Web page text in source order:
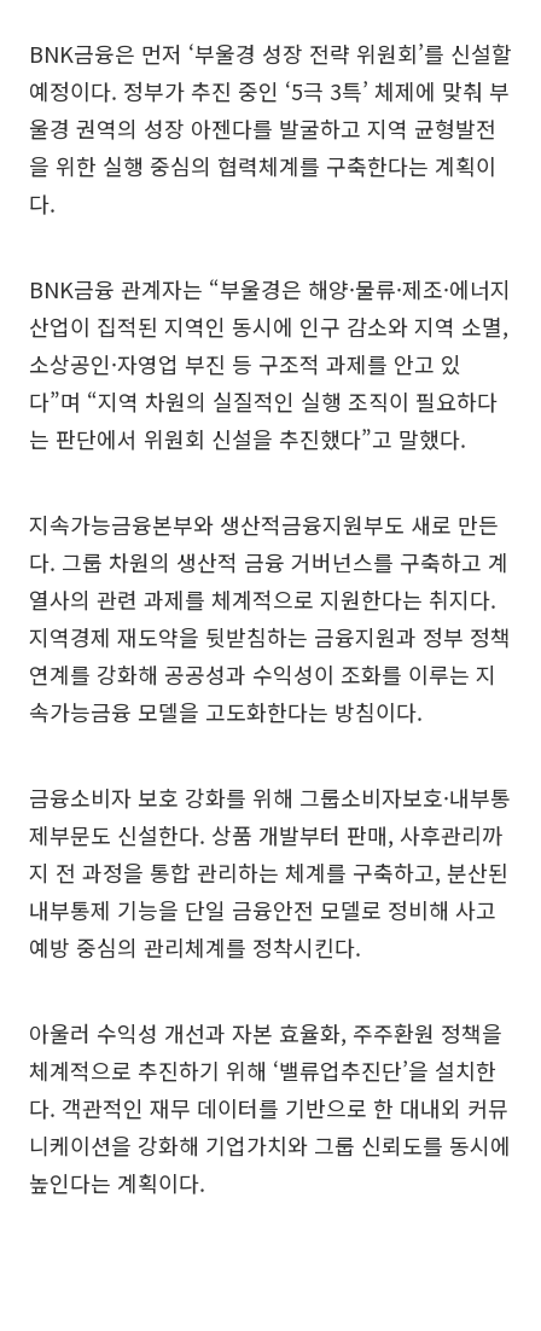
BNK금융은 먼저 ‘부울경 성장 전략 위원회’를 신설할
예정이다. 정부가 추진 중인 ‘5극 3특’ 체제에 맞춰 부
울경 권역의 성장 아젠다를 발굴하고 지역 균형발전
을 위한 실행 중심의 협력체계를 구축한다는 계획이
다.
BNK금융 관계자는 “부울경은 해양·물류·제조·에너지
산업이 집적된 지역인 동시에 인구 감소와 지역 소멸,
소상공인·자영업 부진 등 구조적 과제를 안고 있
다”며 “지역 차원의 실질적인 실행 조직이 필요하다
는 판단에서 위원회 신설을 추진했다”고 말했다.
지속가능금융본부와 생산적금융지원부도 새로 만든
다. 그룹 차원의 생산적 금융 거버넌스를 구축하고 계
열사의 관련 과제를 체계적으로 지원한다는 취지다.
지역경제 재도약을 뒷받침하는 금융지원과 정부 정책
연계를 강화해 공공성과 수익성이 조화를 이루는 지
속가능금융 모델을 고도화한다는 방침이다.
금융소비자 보호 강화를 위해 그룹소비자보호·내부통
제부문도 신설한다. 상품 개발부터 판매, 사후관리까
지 전 과정을 통합 관리하는 체계를 구축하고, 분산된
내부통제 기능을 단일 금융안전 모델로 정비해 사고
예방 중심의 관리체계를 정착시킨다.
아울러 수익성 개선과 자본 효율화, 주주환원 정책을
체계적으로 추진하기 위해 ‘밸류업추진단’을 설치한
다. 객관적인 재무 데이터를 기반으로 한 대내외 커뮤
니케이션을 강화해 기업가치와 그룹 신뢰도를 동시에
높인다는 계획이다.